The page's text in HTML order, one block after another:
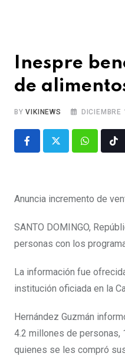
Inespre
de
BYVIKINEWS DICIEMBRE
Anuncia incremento de
SANTO DOMINGO,
personas con los
La información fue
institución oficiada en la
Hernández Guzmán
4.2 millones de personas,
quienes se les compró